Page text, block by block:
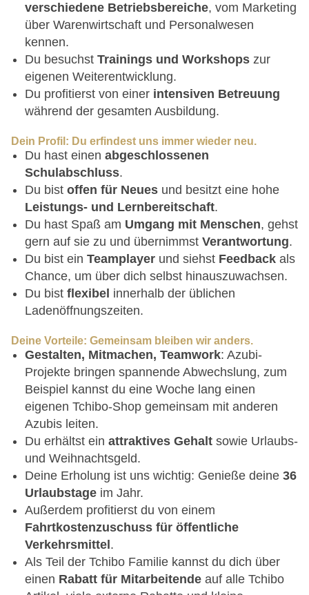
verschiedene Betriebsbereiche, vom Marketing
über Warenwirtschaft und Personalwesen
kennen.
Du besuchst Trainings und Workshops zur
eigenen Weiterentwicklung.
Du profitierst von einer intensiven Betreuung
während der gesamten Ausbildung.
Dein Profil: Du erfindest uns immer wieder neu.
Du hast einen abgeschlossenen
Schulabschluss.
Du bist offen für Neues und besitzt eine hohe
Leistungs- und Lernbereitschaft.
Du hast Spaß am Umgang mit Menschen, gehst
gern auf sie zu und übernimmst Verantwortung.
Du bist ein Teamplayer und siehst Feedback als
Chance, um über dich selbst hinauszuwachsen.
Du bist flexibel innerhalb der üblichen
Ladenöffnungszeiten.
Deine Vorteile: Gemeinsam bleiben wir anders.
Gestalten, Mitmachen, Teamwork: Azubi-
Projekte bringen spannende Abwechslung, zum
Beispiel kannst du eine Woche lang einen
eigenen Tchibo-Shop gemeinsam mit anderen
Azubis leiten.
Du erhältst ein attraktives Gehalt sowie Urlaubs-
und Weihnachtsgeld.
Deine Erholung ist uns wichtig: Genieße deine 36
Urlaubstage im Jahr.
Außerdem profitierst du von einem
Fahrtkostenzuschuss für öffentliche
Verkehrsmittel .
Als Teil der Tchibo Familie kannst du dich über
einen Rabatt für Mitarbeitende auf alle Tchibo